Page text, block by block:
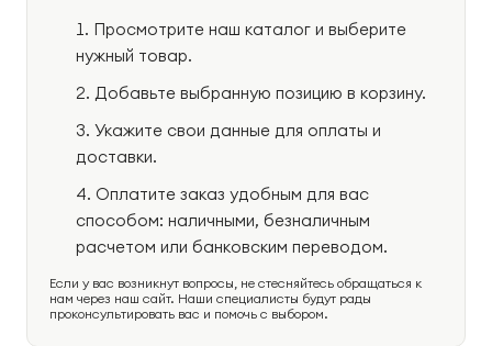
Просмотрите наш каталог и выберите
нужный товар.
Добавьте выбранную позицию в корзину.
Укажите свои данные для оплаты и
доставки.
Оплатите заказ удобным для вас
способом: наличными, безналичным
расчетом или банковским переводом.
Если у вас возникнут вопросы, не стесняйтесь обращаться к
нам через наш сайт. Наши специалисты будут рады
проконсультировать вас и помочь с выбором.